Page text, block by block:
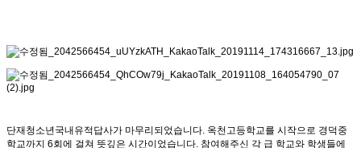
단재청소년국내유적답사가 마무리되었습니다. 옥천고등학교를 시작으로 경덕중
학교까지 6회에 걸쳐 뜻깊은 시간이었습니다. 참여해주신 각 급 학교와 학생들에